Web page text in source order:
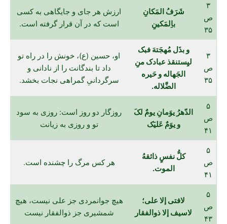
۳
ص
۳۵
شَرَفُ المَکانِ
باِلمَکینِ
ارزش هر جای و جایگاهی به کسی
است که در آن قرار گرفته است.
۳
ص
۳۵
و بذَل مُهجَتهَ فبک
لیِستنقذ عبادک منِ
الجَهاله و حَیره
الضَّلاله.
او، حسین (ع)، خونش را در راه تو
داد تا بندگانت را از نادانی و
سرگردانیِ گمراهی نجات بخشد.
۵
ص
۴۱
الدّهرُ یوَمانِ یومٌ لکَ
و یوَمٌ عَلیَک
روزگار دو روز است: روزی به سود
تو و روزی به زیانت
۵
ص
۴۱
کلُّ نفسٍ ذائقهُ
الموت.
هر کس مرگ را چشنده است.
۵
ص
۴۳
لافتی إلا علی؛
لاسیف إلا ذوالفقار
هیچ جوانمردی جز علی نیست، هیچ
شمشیری جز ذوالفقار نیست